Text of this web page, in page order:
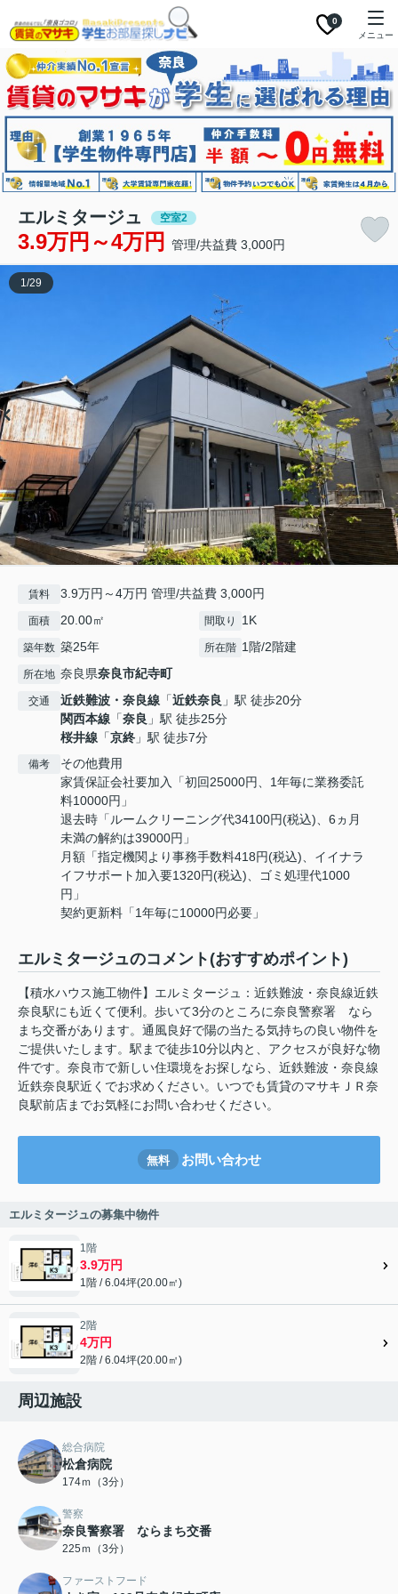
0
メニュー
エルミタージュ 空室2
3.9万円～4万円 管理/共益費 3,000円
1/29
賃料 3.9万円～4万円 管理/共益費 3,000円
面積 20.00㎡ 間取り 1K
築年数 築25年 所在階 1階/2階建
所在地 奈良県奈良市紀寺町
交通 近鉄難波・奈良線 「近鉄奈良 」駅 徒歩20分
関西本線 「奈良 」駅 徒歩25分
桜井線 「京終 」駅 徒歩7分
備考
その他費用
家賃保証会社要加入「初回25000円、1年毎に業務委託
料10000円」
退去時「ルームクリーニング代34100円(税込)、6ヵ月
未満の解約は39000円」
月額「指定機関より事務手数料418円(税込)、イイナラ
イフサポート加入要1320円(税込)、ゴミ処理代1000
円」
契約更新料「1年毎に10000円必要」
エルミタージュのコメント(おすすめポイント)
【積水ハウス施工物件】エルミタージュ：近鉄難波・奈良線近鉄
奈良駅にも近くて便利。歩いて3分のところに奈良警察署 なら
まち交番があります。通風良好で陽の当たる気持ちの良い物件を
ご提供いたします。駅まで徒歩10分以内と、アクセスが良好な物
件です。奈良市で新しい住環境をお探しなら、近鉄難波・奈良線
近鉄奈良駅近くでお求めください。いつでも賃貸のマサキＪＲ奈
良駅前店までお気軽にお問い合わせください。
無料 お問い合わせ
エルミタージュの募集中物件
1階
3.9万円
1階 / 6.04坪(20.00㎡)
2階
4万円
2階 / 6.04坪(20.00㎡)
周辺施設
総合病院
松倉病院
174ｍ（3分）
警察
奈良警察署 ならまち交番
225ｍ（3分）
ファーストフード